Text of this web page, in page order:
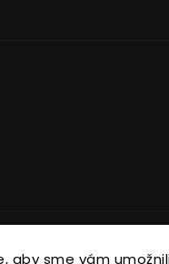
aby sme vám
2026 Nonari.sk .